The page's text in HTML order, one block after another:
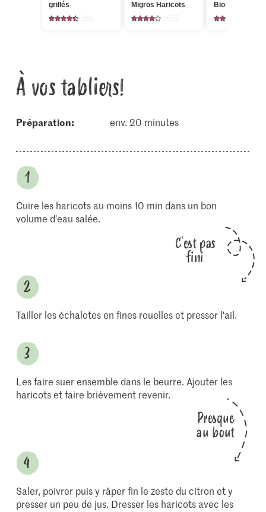
grillés
Migros Haricots
Bio Citrons
À vos tabliers!
Préparation: env. 20 minutes
Cuire les haricots au moins 10 min dans un bon
volume d'eau salée.
C'est pas
fini
Tailler les échalotes en fines rouelles et presser l'ail.
Les faire suer ensemble dans le beurre. Ajouter les
haricots et faire brièvement revenir.
Presque
au bout
Saler, poivrer puis y râper fin le zeste du citron et y
presser un peu de jus. Dresser les haricots avec les